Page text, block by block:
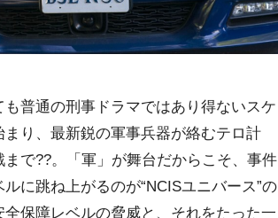
普通の刑事ドラマではあり得ないスケ
り、最新鋭の軍事兵器が絡むテロ計
で??。「軍」が舞台だからこそ、事件
に跳ね上がるのが“NCISユニバース”の
保障レベルの脅威と、それをたった一